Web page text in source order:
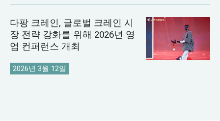
다팡 크레인, 글로벌 크레인 시
장 전략 강화를 위해 2026년 영
업 컨퍼런스 개최
2026년 3월 12일